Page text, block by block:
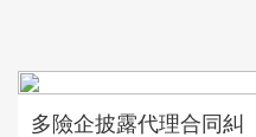
多險企披露代理合同糾